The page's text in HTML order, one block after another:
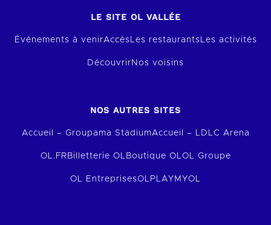
LE SITE OL VALLÉE
Événements à venirAccèsLes restaurantsLes activités
Découvrir Nos voisins
NOS AUTRES SITES
Accueil – Groupama StadiumAccueil – LDLC Arena
OL.FR Billetterie OL Boutique OLOL Groupe
OL EntreprisesOLPLAY MYOL